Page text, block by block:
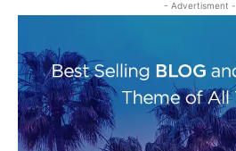
- Advertisment -